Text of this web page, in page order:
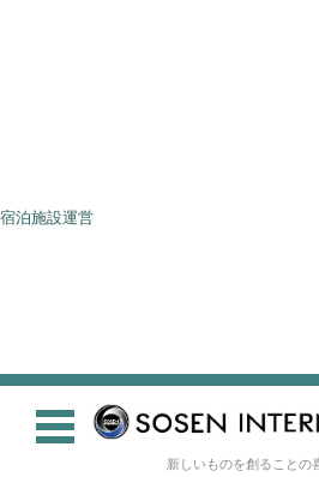
宿泊施設運営
新しいものを創ることの